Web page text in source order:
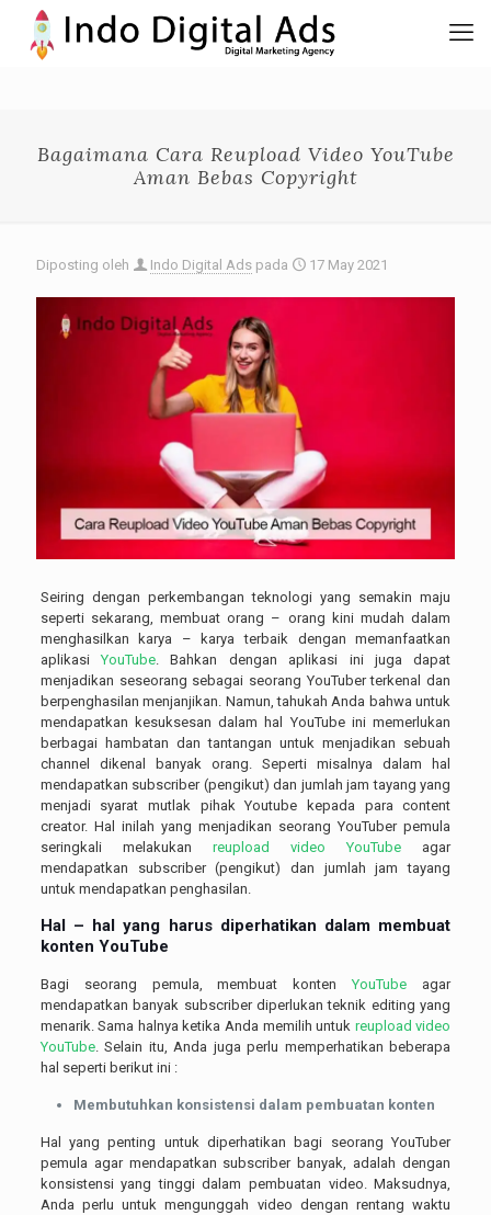
Bagaimana Cara Reupload Video YouTube
Aman Bebas Copyright
Diposting oleh Indo Digital Ads pada 17 May 2021
Seiring dengan perkembangan teknologi yang semakin maju
seperti sekarang, membuat orang – orang kini mudah dalam
menghasilkan karya – karya terbaik dengan memanfaatkan
aplikasiYouTube . Bahkan dengan aplikasi ini juga dapat
menjadikan seseorang sebagai seorang YouTuber terkenal dan
berpenghasilan menjanjikan. Namun, tahukah Anda bahwa untuk
mendapatkan kesuksesan dalam hal YouTube ini memerlukan
berbagai hambatan dan tantangan untuk menjadikan sebuah
channel dikenal banyak orang. Seperti misalnya dalam hal
mendapatkan subscriber (pengikut) dan jumlah jam tayang yang
menjadi syarat mutlak pihak Youtube kepada para content
creator. Hal inilah yang menjadikan seorang YouTuber pemula
seringkali melakukan reupload video YouTube agar
mendapatkan subscriber (pengikut) dan jumlah jam tayang
untuk mendapatkan penghasilan.
Hal – hal yang harus diperhatikan dalam membuat
konten YouTube
Bagi seorang pemula, membuat kontenYouTube agar
mendapatkan banyak subscriber diperlukan teknik editing yang
menarik. Sama halnya ketika Anda memilih untuk reupload video
YouTube. Selain itu, Anda juga perlu memperhatikan beberapa
hal seperti berikut ini :
Membutuhkan konsistensi dalam pembuatan konten
Hal yang penting untuk diperhatikan bagi seorang YouTuber
pemula agar mendapatkan subscriber banyak, adalah dengan
konsistensi yang tinggi dalam pembuatan video. Maksudnya,
Anda perlu untuk mengunggah video dengan rentang waktu